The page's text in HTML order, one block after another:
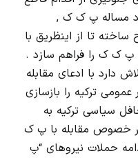
مساله پ ک ک ,
تا از اینظریق با
پ ک ک را فراهم سازد .
دارد با ادعای مقابله
ترکیه را بازسازی
سیاسی ترکیه به
خصوص مقابله با پ ک
حملات نیروهای “پ